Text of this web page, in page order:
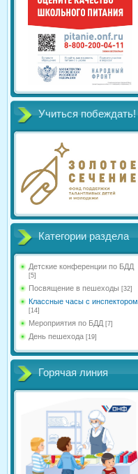
Учиться побеждать!
Категории раздела
Детские конференции по БДД
[5]
Посвящение в пешеходы [32]
Классные часы с инспектором
[14]
Мероприятия по БДД [7]
День пешехода [19]
Горячая линия